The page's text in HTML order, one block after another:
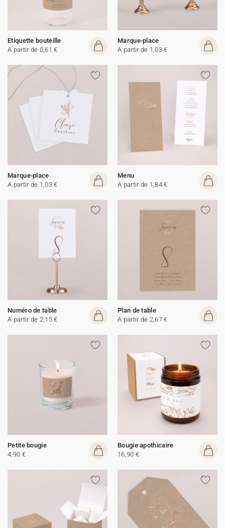
Etiquette bouteille
A partir de 0,61 €
Marque-place
A partir de 1,03 €
Marque-place
A partir de 1,03 €
Menu
A partir de 1,84 €
Numéro de table
A partir de 2,15 €
Plan de table
A partir de 2,67 €
Petite bougie
4,90 €
Bougie apothicaire
16,90 €